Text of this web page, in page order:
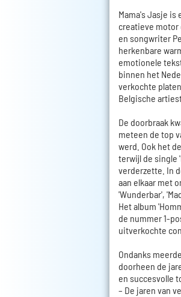
Mama's Jasje is
creatieve motor
en songwriter
herkenbare
emotionele
binnen het
verkochte
Belgische
De doorbraak
meteen de top
werd. Ook het
terwijl de single
verderzette. In
aan elkaar met
'Wunderbar',
Het album
de nummer 1-
uitverkochte
Ondanks
doorheen de
en succesvolle
– De jaren van